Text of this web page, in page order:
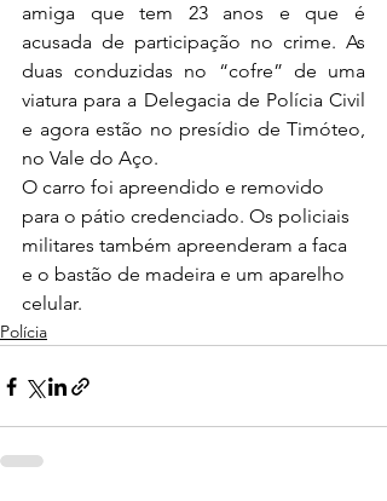
amiga que tem 23 anos e que é
acusada de participação no crime. As
duas conduzidas no “cofre” de uma
viatura para a Delegacia de Polícia Civil
e agora estão no presídio de Timóteo,
no Vale do Aço.
O carro foi apreendido e removido
para o pátio credenciado. Os policiais
militares também apreenderam a faca
e o bastão de madeira e um aparelho
celular.
Polícia